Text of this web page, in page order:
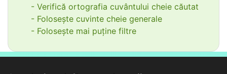
- Verifică ortografia cuvântului cheie căutat
- Folosește cuvinte cheie generale
- Folosește mai puține filtre